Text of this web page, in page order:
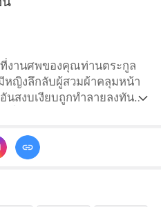
งานศพของคุณท่านตระกูล
หญิงลึกลับผู้สวมผ้าคลุมหน้า
นสงบเงียบถูกทำลายลงทันที
ำพูดประหลาดนี้ทำให้คนทั้ง